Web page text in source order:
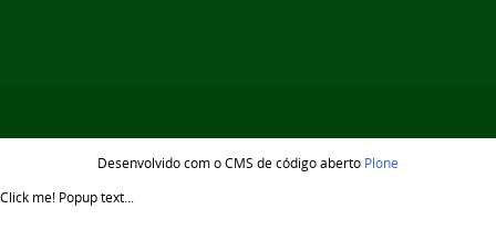
Desenvolvido com o CMS de código aberto Plone
Click me! Popup text...